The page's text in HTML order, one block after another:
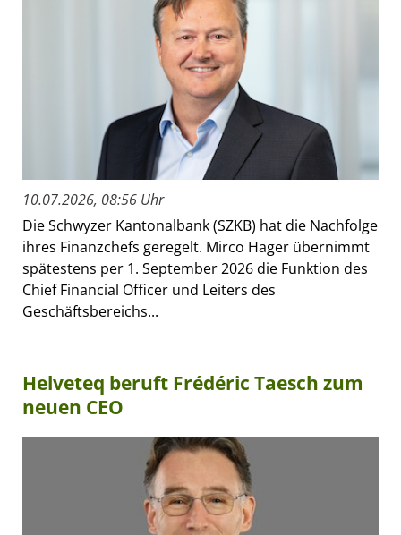
10.07.2026, 08:56 Uhr
Die Schwyzer Kantonalbank (SZKB) hat die Nachfolge
ihres Finanzchefs geregelt. Mirco Hager übernimmt
spätestens per 1. September 2026 die Funktion des
Chief Financial Officer und Leiters des
Geschäftsbereichs...
Helveteq beruft Frédéric Taesch zum
neuen CEO